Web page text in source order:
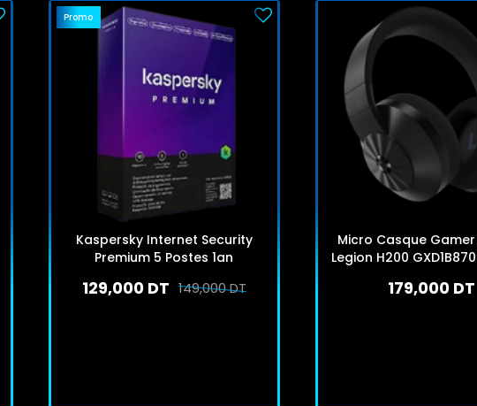
Promo
Kaspersky Internet Security
Premium 5 Postes 1an
149,000 DT
129,000 DT
Micro Casque
Legion H200
179,000 DT